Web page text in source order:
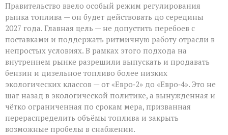
Правительство ввело особый режим регулирования
рынка топлива — он будет действовать до середины
2027 года. Главная цель — не допустить перебоев с
поставками и поддержать ритмичную работу отрасли в
непростых условиях. В рамках этого подхода на
внутреннем рынке разрешили выпускать и продавать
бензин и дизельное топливо более низких
экологических классов — от «Евро‑2» до «Евро‑4». Это не
шаг назад в экологической политике, а вынужденная и
чётко ограниченная по срокам мера, призванная
перераспределить объёмы топлива и закрыть
возможные пробелы в снабжении.